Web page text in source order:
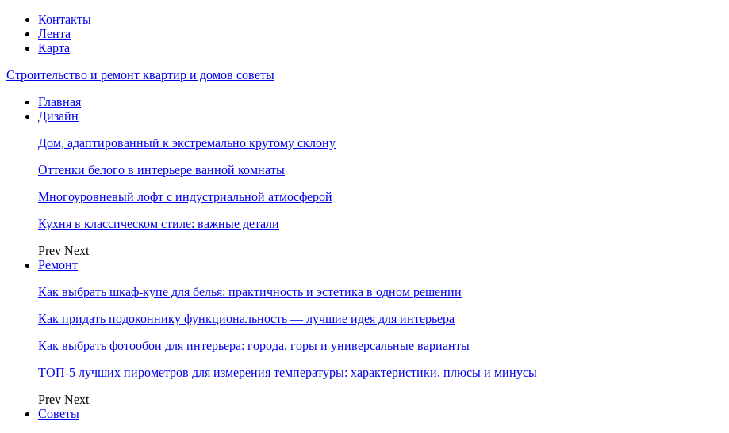
Контакты
Лента
Карта
Строительство и ремонт квартир и домов советы
Главная
Дизайн
Дом, адаптированный к экстремально крутому склону
Оттенки белого в интерьере ванной комнаты
Многоуровневый лофт с индустриальной атмосферой
Кухня в классическом стиле: важные детали
Prev Next
Ремонт
Как выбрать шкаф-купе для белья: практичность и эстетика в одном решении
Как придать подоконнику функциональность — лучшие идея для интерьера
Как выбрать фотообои для интерьера: города, горы и универсальные варианты
ТОП-5 лучших пирометров для измерения температуры: характеристики, плюсы и минусы
Prev Next
Советы